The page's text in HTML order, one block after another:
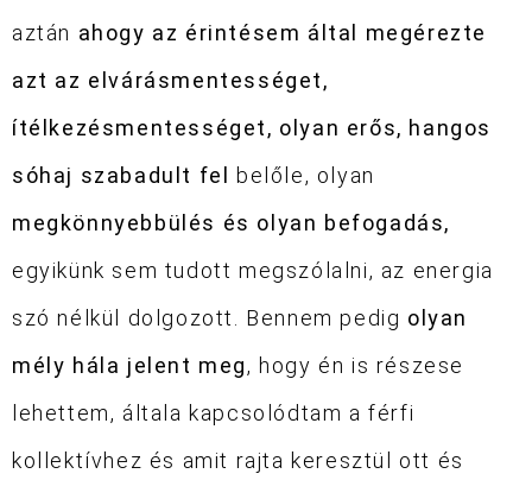
aztán ahogy az érintésem által megérezte
azt az elvárásmentességet,
ítélkezésmentességet, olyan erős, hangos
sóhaj szabadult fel
belőle, olyan
megkönnyebbülés és olyan befogadás,
egyikünk sem tudott megszólalni, az energia
szó nélkül dolgozott. Bennem pedig olyan
mély hála jelent meg, hogy én is részese
lehettem, általa kapcsolódtam a férfi
kollektívhez és amit rajta keresztül ott és